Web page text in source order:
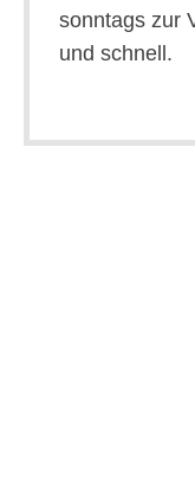
sonntags zur
und schnell.